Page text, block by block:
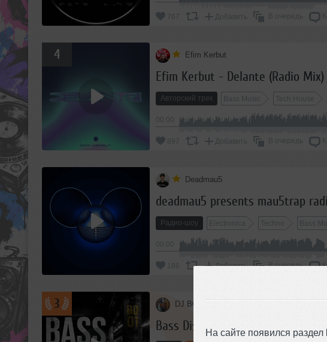
На сайте появился раздел
767 Добавить В очередь
4 Efim Kerbut
Efim Kerbut - Delante (Radio Mix)
Авторский трек Bass Music Tech House
00:00
897 Добавить В очередь
Deadmau5
deadmau5 presents mau5trap
Радио-шоу Electronica Techno Bass
00:00
186 Добавить В очередь
3 DJ BOLIK
Bass District #1